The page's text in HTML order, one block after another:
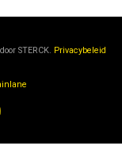
STERCK. Privacybeleid